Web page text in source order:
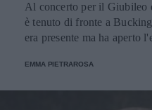
Al concerto per il Giubileo
è tenuto di fronte a
era presente ma ha aperto
inglese per bambini creato
EMMA PIETRAROSA